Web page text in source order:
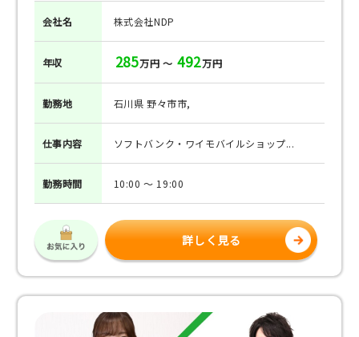
会社名 株式会社NDP
年収 285万円 ～ 492万円
勤務地 石川県 野々市市,
仕事内容 ソフトバンク・ワイモバイルショップ...
勤務時間 10:00 ～ 19:00
詳しく見る